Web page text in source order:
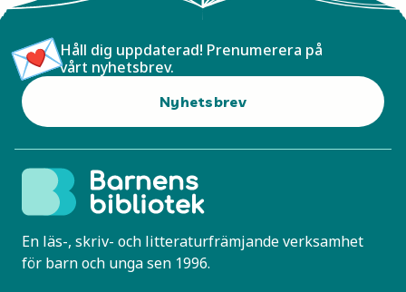
Håll dig uppdaterad! Prenumerera på
vårt nyhetsbrev.
Nyhetsbrev
En läs-, skriv- och litteraturfrämjande verksamhet
för barn och unga sen 1996.